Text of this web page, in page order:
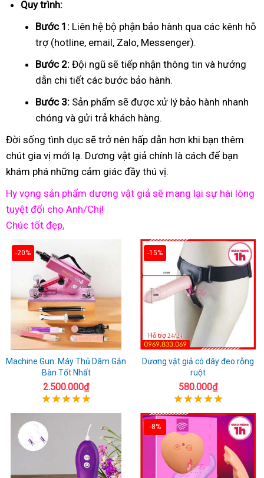
Quy trình:
Bước 1: Liên hệ bộ phận bảo hành qua các kênh hỗ
trợ (hotline, email, Zalo, Messenger).
Bước 2: Đội ngũ sẽ tiếp nhận thông tin và hướng
dẫn chi tiết các bước bảo hành.
Bước 3: Sản phẩm sẽ được xử lý bảo hành nhanh
chóng và gửi trả khách hàng.
Đời sống tình dục sẽ trở nên hấp dẫn hơn khi bạn thêm
chút gia vị mới lạ. Dương vật giả chính là cách để bạn
khám phá những cảm giác đầy thú vị.
Hy vọng sản phẩm dương vật giả sẽ mang lại sự hài lòng
tuyệt đối cho Anh/Chị!
Chúc tốt đẹp,
-20%
Machine Gun: Máy Thủ Dâm Gắn
Bàn Tốt Nhất
2.500.000₫
-15%
Dương vật giả có dây đeo rỗng
ruột
580.000₫
-8%